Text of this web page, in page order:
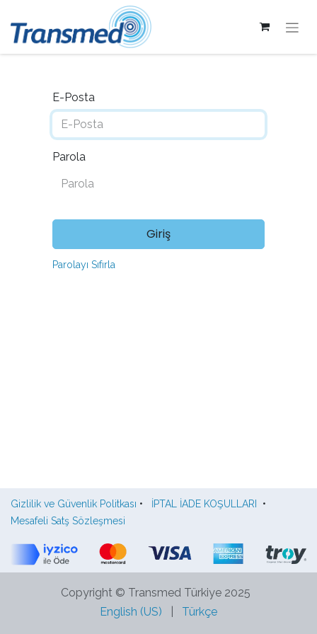
E-Posta
Parola
Giriş
Parolayı Sıfırla
Gizlilik ve Güvenlik Politkası • İPTAL İADE KOŞULLARI
•
Mesafeli Satş Sözleşmesi
Copyright © Transmed Türkiye 2025
English (US)
Türkçe